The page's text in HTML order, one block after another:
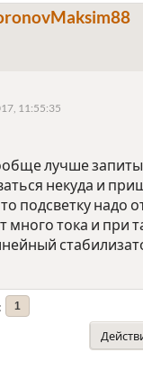
11:55:35
лучше
некуда и
подсветку надо
много тока и при
1